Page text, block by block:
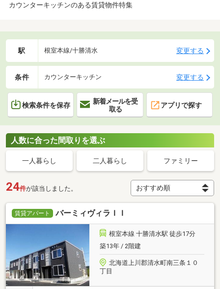
カウンターキッチンのある賃貸物件特集
駅 根室本線/十勝清水 変更する
条件 カウンターキッチン 変更する
検索条件を保存
新着メールを受
取る
アプリで探す
人数に合った間取りを選ぶ
一人暮らし 二人暮らし ファミリー
24件が該当しました。
賃貸アパート バーミィヴィラＩＩ
根室本線 十勝清水駅 徒歩17分
築13年 / 2階建
北海道上川郡清水町南三条１０
丁目